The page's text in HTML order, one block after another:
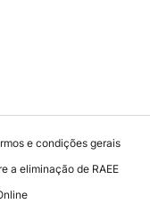
e condições gerais
a eliminação de RAEE